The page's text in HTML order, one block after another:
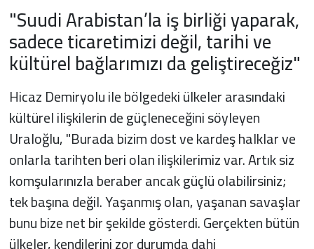
"Suudi Arabistan’la iş birliği yaparak,
sadece ticaretimizi değil, tarihi ve
kültürel bağlarımızı da geliştireceğiz"
Hicaz Demiryolu ile bölgedeki ülkeler arasındaki
kültürel ilişkilerin de güçleneceğini söyleyen
Uraloğlu, "Burada bizim dost ve kardeş halklar ve
onlarla tarihten beri olan ilişkilerimiz var. Artık siz
komşularınızla beraber ancak güçlü olabilirsiniz;
tek başına değil. Yaşanmış olan, yaşanan savaşlar
bunu bize net bir şekilde gösterdi. Gerçekten bütün
ülkeler, kendilerini zor durumda dahi